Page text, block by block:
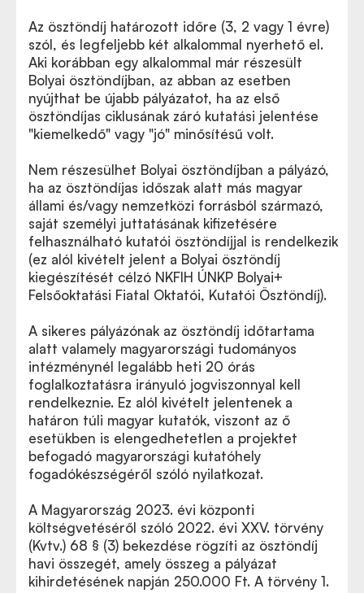
Az ösztöndíj határozott időre (3, 2 vagy 1 évre)
szól, és legfeljebb két alkalommal nyerhető el.
Aki korábban egy alkalommal már részesült
Bolyai ösztöndíjban, az abban az esetben
nyújthat be újabb pályázatot, ha az első
ösztöndíjas ciklusának záró kutatási jelentése
"kiemelkedő" vagy "jó" minősítésű volt.
Nem részesülhet Bolyai ösztöndíjban a pályázó,
ha az ösztöndíjas időszak alatt más magyar
állami és/vagy nemzetközi forrásból származó,
saját személyi juttatásának kifizetésére
felhasználható kutatói ösztöndíjjal is rendelkezik
(ez alól kivételt jelent a Bolyai ösztöndíj
kiegészítését célzó NKFIH ÚNKP Bolyai+
Felsőoktatási Fiatal Oktatói, Kutatói Ösztöndíj).
A sikeres pályázónak az ösztöndíj időtartama
alatt valamely magyarországi tudományos
intézménynél legalább heti 20 órás
foglalkoztatásra irányuló jogviszonnyal kell
rendelkeznie. Ez alól kivételt jelentenek a
határon túli magyar kutatók, viszont az ő
esetükben is elengedhetetlen a projektet
befogadó magyarországi kutatóhely
fogadókészségéről szóló nyilatkozat.
A Magyarország 2023. évi központi
költségvetéséről szóló 2022. évi XXV. törvény
(Kvtv.) 68 § (3) bekezdése rögzíti az ösztöndíj
havi összegét, amely összeg a pályázat
kihirdetésének napján 250.000 Ft. A törvény 1.